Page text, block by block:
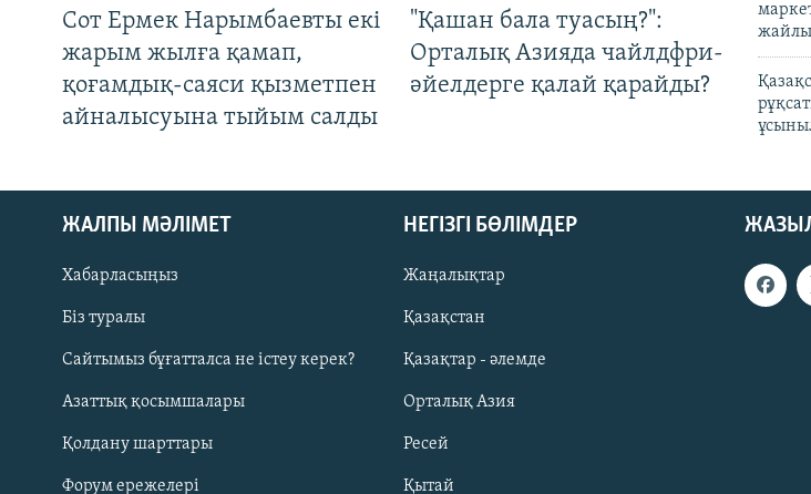
Русский
ЖАЗЫЛЫҢЫЗ
Сот Ермек Нарымбаевты екі
жарым жылға қамап,
қоғамдық-саяси қызметпен
айналысуына тыйым салды
"Қашан бала туасың?":
Орталық Азияда чайлдфри-
әйелдерге қалай қарайды?
жайлы
ЖАЛПЫ МӘЛІМЕТ
Хабарласыңыз
Біз туралы
Сайтымыз бұғатталса не істеу керек?
Азаттық қосымшалары
Қолдану шарттары
Форум ережелері
НЕГІЗГІ БӨЛІМДЕР
Жаңалықтар
Қазақстан
Қазақтар - әлемде
Орталық Азия
Ресей
Қытай